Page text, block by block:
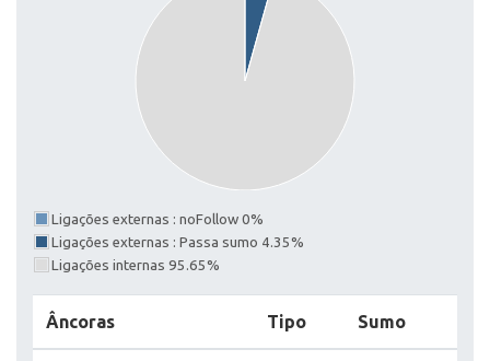
Ligações externas : noFollow 0%
Ligações externas : Passa sumo 4.35%
Ligações internas 95.65%
Âncoras Tipo Sumo